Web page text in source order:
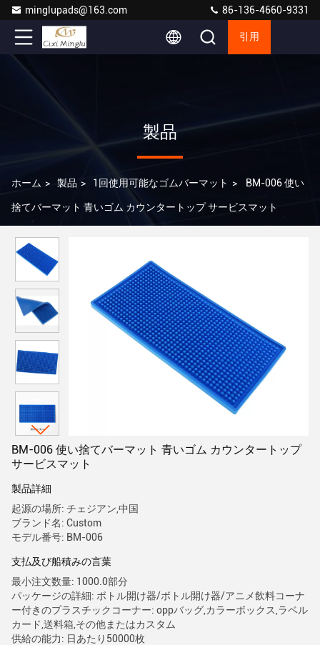
minglupads@163.com 86-136-4660-9331
引用
製品
ホーム > 製品 > 1回使用可能なゴムバーマット > BM-006 使い
捨てバーマット 青いゴム カウンタートップ サービスマット
BM-006 使い捨てバーマット 青いゴム カウンタートップ
サービスマット
製品詳細
起源の場所: チェジアン,中国
ブランド名: Custom
モデル番号: BM-006
支払及び船積みの言葉
最小注文数量: 1000.0部分
パッケージの詳細: ボトル開け器/ボトル開け器/アニメ飲料コーナ
ー付きのプラスチックコーナー: oppバッグ,カラーボックス,ラベル
カード,送料箱,その他またはカスタム
供給の能力: 日あたり50000枚